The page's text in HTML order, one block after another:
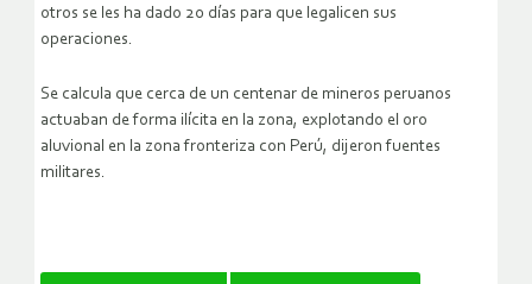
otros se les ha dado 20 días para que legalicen sus
operaciones.
Se calcula que cerca de un centenar de mineros peruanos
actuaban de forma ilícita en la zona, explotando el oro
aluvional en la zona fronteriza con Perú, dijeron fuentes
militares.